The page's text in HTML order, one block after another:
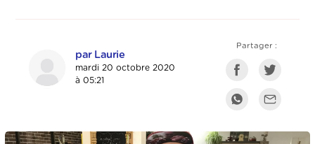
par Laurie
mardi 20 octobre 2020
à 05:21
Partager :